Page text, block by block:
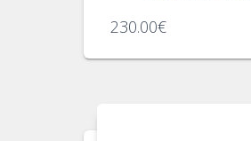
230.00€